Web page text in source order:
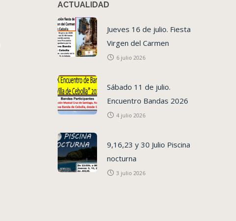
ACTUALIDAD
Jueves 16 de julio. Fiesta
Virgen del Carmen
6 julio 2026
Sábado 11 de julio.
Encuentro Bandas 2026
4 julio 2026
9,16,23 y 30 Julio Piscina
nocturna
3 julio 2026